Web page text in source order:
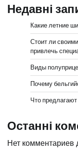
Недавні
Какие летние
Стоит ли
привлечь
Виды
Почему
Что
Останні
Нет комментариев